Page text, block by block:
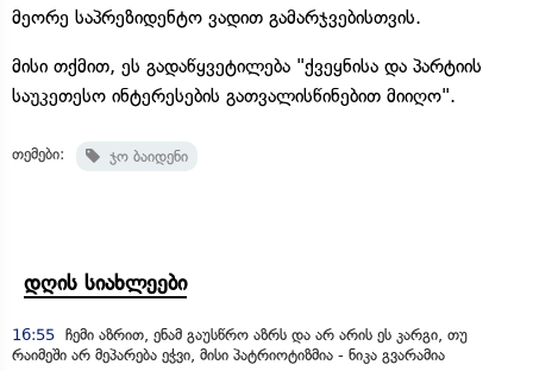
მეორე საპრეზიდენტო ვადით გამარჯვებისთვის.
მისი თქმით, ეს გადაწყვეტილება "ქვეყნისა და პარტიის
საუკეთესო ინტერესების გათვალისწინებით მიიღო".
თემები: ჯო ბაიდენი
დღის სიახლეები
16:55 ჩემი აზრით, ენამ გაუსწრო აზრს და არ არის ეს კარგი, თუ
რაიმეში არ მეპარება ეჭვი, მისი პატრიოტიზმია - ნიკა გვარამია